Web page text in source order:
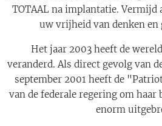
TOTAAL na implantatie. Vermijd
uw vrijheid van denken en
Het jaar 2003 heeft de
veranderd. Als direct gevolg van
september 2001 heeft de
van de federale regering om haar
enorm